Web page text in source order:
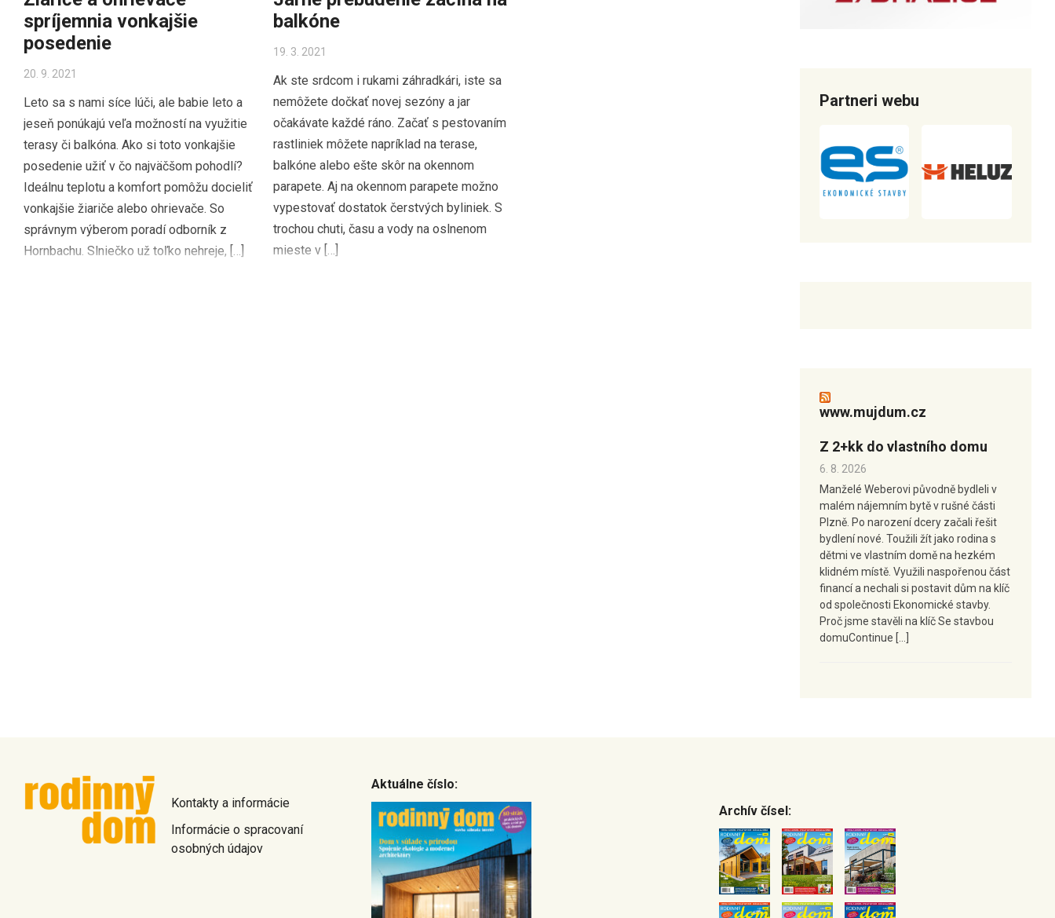
spríjemnia vonkajšie
posedenie
20. 9. 2021
Leto sa s nami síce lúči, ale babie leto a
jeseň ponúkajú veľa možností na využitie
terasy či balkóna. Ako si toto vonkajšie
posedenie užiť v čo najväčšom pohodlí?
Ideálnu teplotu a komfort pomôžu docieliť
vonkajšie žiariče alebo ohrievače. So
správnym výberom poradí odborník z
Hornbachu. Slniečko už toľko nehreje, […]
balkóne
19. 3. 2021
Ak ste srdcom i rukami záhradkári, iste sa
nemôžete dočkať novej sezóny a jar
očakávate každé ráno. Začať s pestovaním
rastliniek môžete napríklad na terase,
balkóne alebo ešte skôr na okennom
parapete. Aj na okennom parapete možno
vypestovať dostatok čerstvých byliniek. S
trochou chuti, času a vody na oslnenom
mieste v […]
Partneri webu
www.mujdum.cz
Z 2+kk do vlastního domu
6. 8. 2026
Manželé Weberovi původně bydleli v
malém nájemním bytě v rušné části
Plzně. Po narození dcery začali řešit
bydlení nové. Toužili žít jako rodina s
dětmi ve vlastním domě na hezkém
klidném místě. Využili naspořenou část
financí a nechali si postavit dům na klíč
od společnosti Ekonomické stavby.
Proč jsme stavěli na klíč Se stavbou
domuContinue […]
Kontakty a informácie
Informácie o spracovaní
osobných údajov
Aktuálne číslo:
Archív čísel: